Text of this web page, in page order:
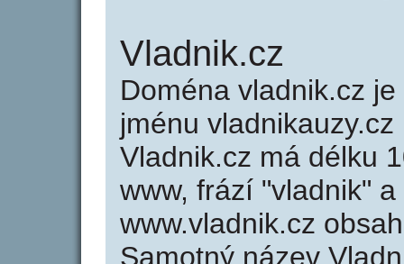
Vladnik.cz
Doména vladnik.cz
jménu
Vladnik.cz má délku
www, frází "vladnik"
www.vladnik.cz
Samotný název